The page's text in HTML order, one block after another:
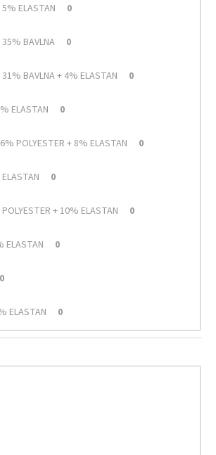
ELASTAN 0
BAVLNA 0
BAVLNA + 4% ELASTAN 0
ELASTAN 0
POLYESTER + 8% ELASTAN 0
0
+ 10% ELASTAN 0
ELASTAN 0
0
ELASTAN 0